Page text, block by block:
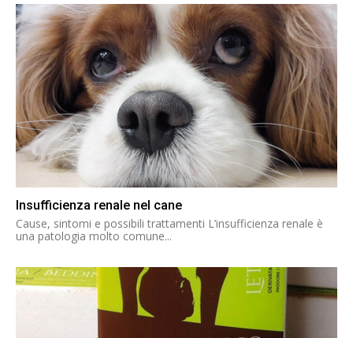
Insufficienza renale nel cane
Cause, sintomi e possibili trattamenti L’insufficienza renale è
una patologia molto comune...